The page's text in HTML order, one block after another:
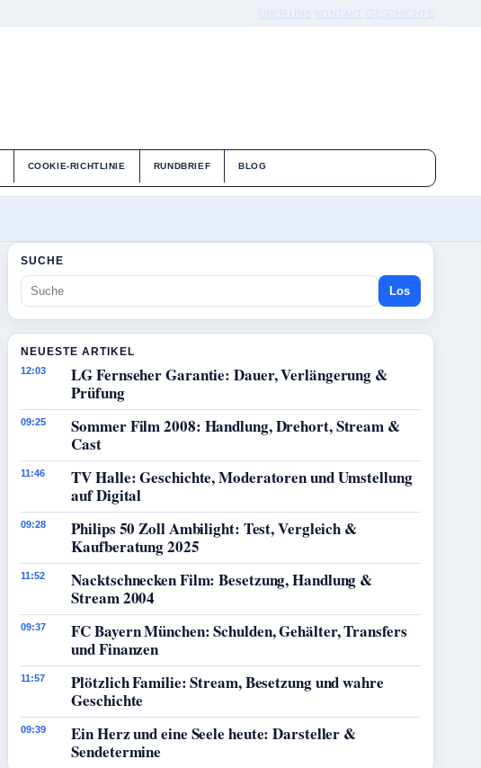
ÜBER UNS KONTAKT GESCHICHTE
COOKIE-RICHTLINIE RUNDBRIEF BLOG
SUCHE
Los
NEUESTE ARTIKEL
12:03
LG Fernseher Garantie: Dauer, Verlängerung &
Prüfung
09:25
Sommer Film 2008: Handlung, Drehort, Stream &
Cast
11:46
TV Halle: Geschichte, Moderatoren und Umstellung
auf Digital
09:28
Philips 50 Zoll Ambilight: Test, Vergleich &
Kaufberatung 2025
11:52
Nacktschnecken Film: Besetzung, Handlung &
Stream 2004
09:37
FC Bayern München: Schulden, Gehälter, Transfers
und Finanzen
11:57
Plötzlich Familie: Stream, Besetzung und wahre
Geschichte
09:39
Ein Herz und eine Seele heute: Darsteller &
Sendetermine